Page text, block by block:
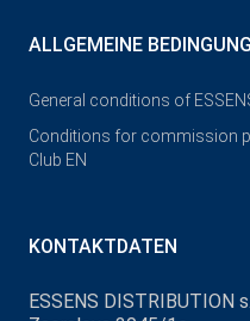
ALLGEMEINE
General conditions of
Conditions for commission
Club EN
KONTAKTDATEN
ESSENS DISTRIBUTION